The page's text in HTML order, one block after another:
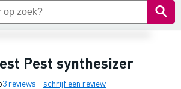
Pest synthesizer
3 reviews schrijf een review